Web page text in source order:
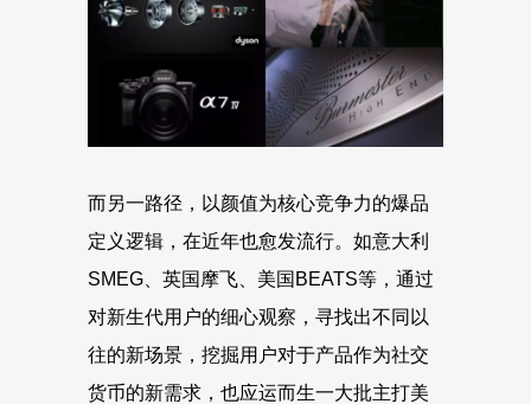
而另一路径，以颜值为核心竞争力的爆品
定义逻辑，在近年也愈发流行。如意大利
SMEG、英国摩飞、美国BEATS等，通过
对新生代用户的细心观察，寻找出不同以
往的新场景，挖掘用户对于产品作为社交
货币的新需求，也应运而生一大批主打美